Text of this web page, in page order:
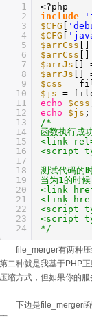
1
2
3
4
5
6
7
8
9
10
11
12
13
14
15
16
17
18
19
20
21
22
23
24
<?php
include
$CFG
$CFG
$arrCss
$arrCss
$arrJs []
$arrJs []
$css =
$js =
echo
$css
echo
$js ;
/*
函数执行成
<link
<script
测试代码的
当为1的时
<link
<link
<script
<script
*/
file_merger有两种
第二种就是我基于PHP
压缩方式，但如果你的服
下边是file_merger